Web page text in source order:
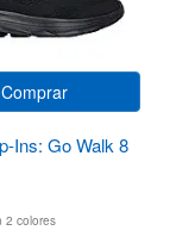
Comprar
Ins: Go Walk 8
2 colores